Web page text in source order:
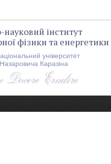
інститут
фізики та енергетики
університет
Каразіна